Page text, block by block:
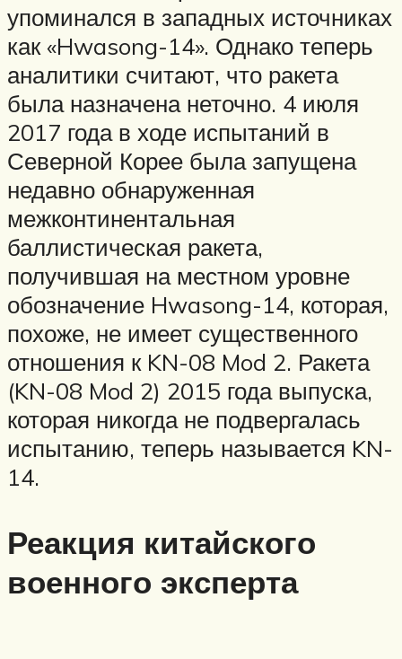
упоминался в западных источниках
как «Hwasong-14». Однако теперь
аналитики считают, что ракета
была назначена неточно. 4 июля
2017 года в ходе испытаний в
Северной Корее была запущена
недавно обнаруженная
межконтинентальная
баллистическая ракета,
получившая на местном уровне
обозначение Hwasong-14, которая,
похоже, не имеет существенного
отношения к KN-08 Mod 2. Ракета
(KN-08 Mod 2) 2015 года выпуска,
которая никогда не подвергалась
испытанию, теперь называется KN-
14.
Реакция китайского
военного эксперта